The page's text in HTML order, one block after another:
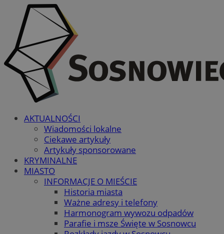
AKTUALNOŚCI
Wiadomości lokalne
Ciekawe artykuły
Artykuły sponsorowane
KRYMINALNE
MIASTO
INFORMACJE O MIEŚCIE
Historia miasta
Ważne adresy i telefony
Harmonogram wywozu odpadów
Parafie i msze Święte w Sosnowcu